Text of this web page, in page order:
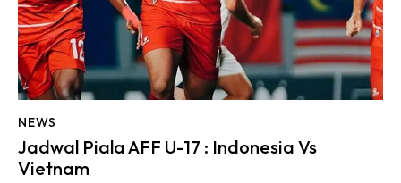
NEWS
Jadwal Piala AFF U-17 : Indonesia Vs
Vietnam